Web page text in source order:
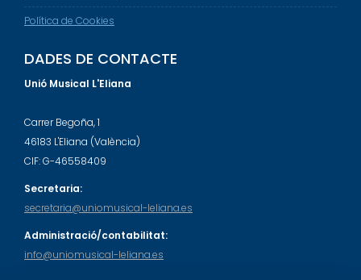
Política de Cookies
DADES DE CONTACTE
Unió Musical L'Eliana
Carrer Begoña, 1
46183 L'Eliana (València)
CIF: G-46558409
Secretaria:
secretaria@uniomusical-leliana.es
Administració/contabilitat:
info@uniomusical-leliana.es